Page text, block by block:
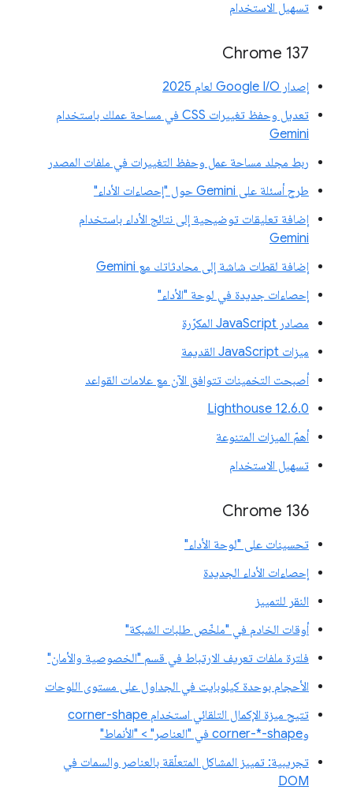
تسهيل الاستخدام
‫Chrome 137
إصدار Google I/O لعام 2025
تعديل وحفظ تغييرات CSS في مساحة عملك باستخدام
Gemini
ربط مجلد مساحة عمل وحفظ التغييرات في ملفات المصدر
طرح أسئلة على Gemini حول "إحصاءات الأداء"
إضافة تعليقات توضيحية إلى نتائج الأداء باستخدام
Gemini
إضافة لقطات شاشة إلى محادثاتك مع Gemini
إحصاءات جديدة في لوحة "الأداء"
مصادر JavaScript المكرّرة
ميزات JavaScript القديمة
أصبحت التخمينات تتوافق الآن مع علامات القواعد
‫Lighthouse 12.6.0
أهمّ الميزات المتنوعة
تسهيل الاستخدام
Chrome 136
تحسينات على "لوحة الأداء"
إحصاءات الأداء الجديدة
النقر للتمييز
أوقات الخادم في "ملخّص طلبات الشبكة"
فلترة ملفات تعريف الارتباط في قسم "الخصوصية والأمان"
الأحجام بوحدة كيلوبايت في الجداول على مستوى اللوحات
تتيح ميزة الإكمال التلقائي استخدام corner-shape
وcorner-*-shape في "العناصر" > "الأنماط"
تجريبية: تمييز المشاكل المتعلّقة بالعناصر والسمات في
DOM